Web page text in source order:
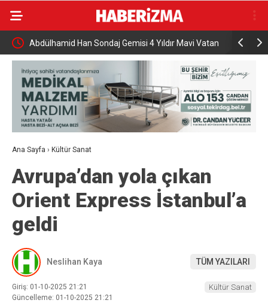
Abdülhamid Han Sondaj Gemisi 4 Yıldır Mavi Vatan
İçin Çalışıyor
AK Parti
programı
Ana Sayfa › Kültür Sanat
Avrupa’dan yola çıkan
Orient Express İstanbul’a
geldi
Neslihan Kaya TÜM YAZILARI
Giriş: 01-10-2025 21:21
Güncelleme: 01-10-2025 21:21
Kültür Sanat